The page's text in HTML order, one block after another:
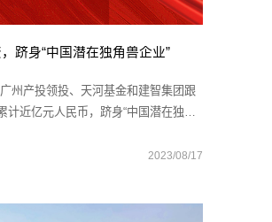
跻身“中国潜在独角兽企业”
州产投领投、天河基金和建智集团跟
近亿元人民币，跻身“中国潜在独角
且成立5年之内最新一轮融资的投后估
2023/08/17